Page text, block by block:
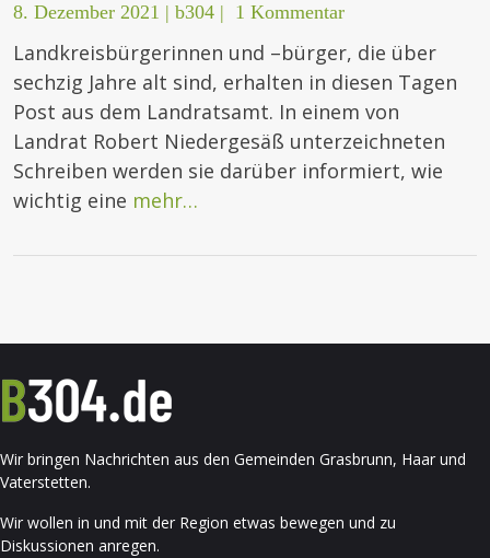
8. Dezember 2021 | b304 | 1 Kommentar
Landkreisbürgerinnen und –bürger, die über
sechzig Jahre alt sind, erhalten in diesen Tagen
Post aus dem Landratsamt. In einem von
Landrat Robert Niedergesäß unterzeichneten
Schreiben werden sie darüber informiert, wie
wichtig eine mehr…
Wir bringen Nachrichten aus den Gemeinden Grasbrunn, Haar und
Vaterstetten.
Wir wollen in und mit der Region etwas bewegen und zu
Diskussionen anregen.